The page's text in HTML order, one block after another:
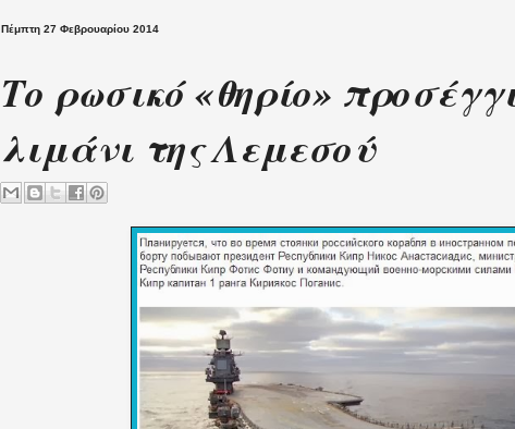
Πέμπτη 27 Φεβρουαρίου 2014
Το ρωσικό «θηρίο»
λιμάνι της Λεμεσού